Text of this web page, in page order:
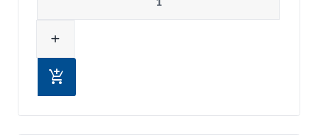
add
add_shopping_cart